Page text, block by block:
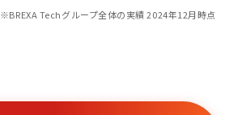
※BREXA Techグループ全体の実績 2024年12月時点